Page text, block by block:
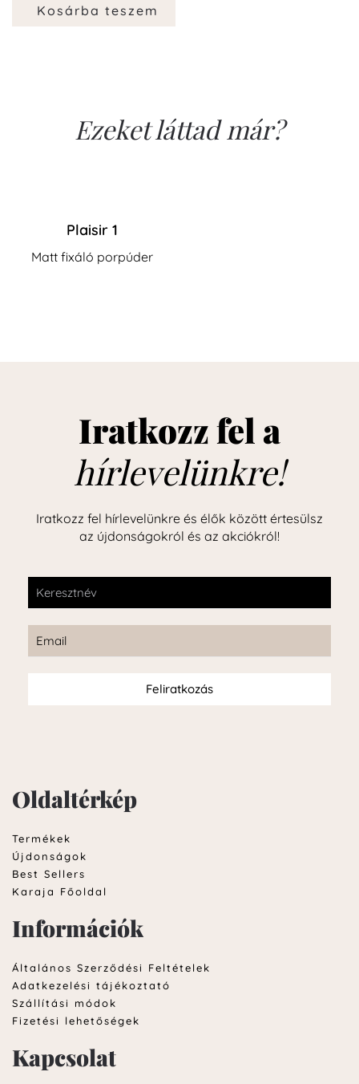
Kosárba teszem
Ezeket láttad már?
Plaisir 1
Matt fixáló porpúder
Iratkozz fel a
hírlevelünkre!
Iratkozz fel hírlevelünkre és élők között értesülsz
az újdonságokról és az akciókról!
Feliratkozás
Oldaltérkép
Termékek
Újdonságok
Best Sellers
Karaja Főoldal
Információk
Általános Szerződési Feltételek
Adatkezelési tájékoztató
Szállítási módok
Fizetési lehetőségek
Kapcsolat